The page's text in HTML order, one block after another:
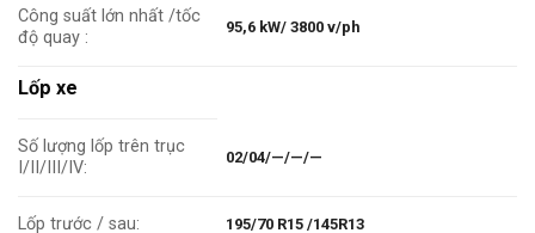
Công suất lớn nhất /tốc
độ quay :
95,6 kW/ 3800 v/ph
Lốp xe
Số lượng lốp trên trục
I/II/III/IV:
02/04/—/—/—
Lốp trước / sau: 195/70 R15 /145R13